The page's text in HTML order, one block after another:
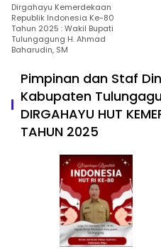
Dirgahayu Kemerdekaan
Republik Indonesia Ke-80
Tahun 2025 : Wakil Bupati
Tulungagung H. Ahmad
Baharudin, SM
Pimpinan dan Staf
Kabupaten
DIRGAHAYU HUT
TAHUN 2025